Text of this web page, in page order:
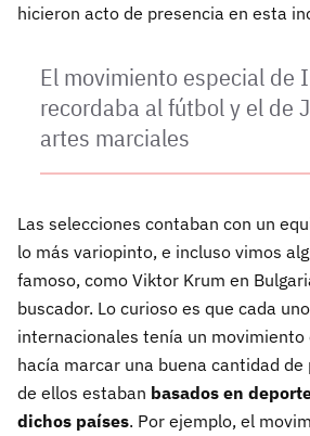
hicieron acto de presencia en esta
El movimiento especial de
recordaba al fútbol y el de
artes marciales
Las selecciones contaban con un
lo más variopinto, e incluso vimos
famoso, como Viktor Krum en
buscador. Lo curioso es que cada
internacionales tenía un movimiento
hacía marcar una buena cantidad de
de ellos estaban basados en
dichos países. Por ejemplo, el